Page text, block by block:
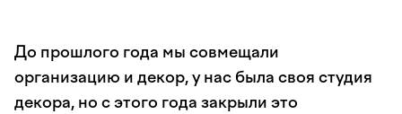
До прошлого года мы совмещали
организацию и декор, у нас была своя студия
декора, но с этого года закрыли это